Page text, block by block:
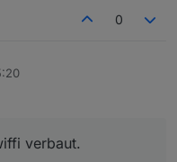
0
verbaut.